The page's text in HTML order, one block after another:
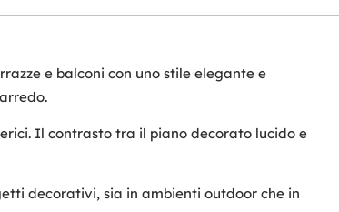
e balconi con uno stile elegante e
Il contrasto tra il piano decorato lucido e
decorativi, sia in ambienti outdoor che in